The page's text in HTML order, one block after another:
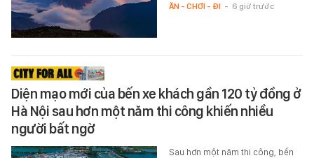
ĂN - CHƠI - ĐI - 6 giờ trước
Diện mạo mới của bến xe khách gần 120 tỷ đồng ở
Hà Nội sau hơn một năm thi công khiến nhiều
người bất ngờ
Sau hơn một năm thi công, bến